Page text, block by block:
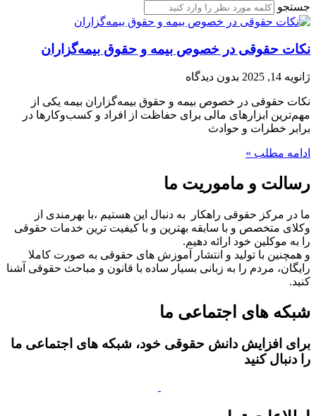
جستجو
نکات حقوقی در خصوص بیمه و حقوق بیمه‌گزاران
ژانویه 14, 2025 بدون دیدگاه
نکات حقوقی در خصوص بیمه و حقوق بیمه‌گزاران بیمه یکی از
مهم‌ترین ابزارهای مالی برای حفاظت از افراد و کسب‌وکارها در
برابر خطرات و حوادث
ادامه مطلب »
رسالت و ماموریت ما
ما در مرکز حقوقی راهکار به دنبال این هستیم ،با بهرمندی از
وکلای متخصص و با سابقه بهترین و با کیفیت ترین خدمات حقوقی
را به موکلین خود ارائه دهیم.
و همچنین با تولید و انتشار آموزش های حقوقی به صورت کاملا
رایگان، مردم را به زبانی بسیار ساده با قانون و مباحث حقوقی آشنا
کنید.
شبکه های اجتماعی ما
برای افزایش دانش حقوقی خود، شبکه های اجتماعی ما
را دنبال کنید